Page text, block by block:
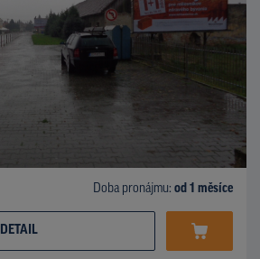
Doba pronájmu: od 1 měsíce
DETAIL